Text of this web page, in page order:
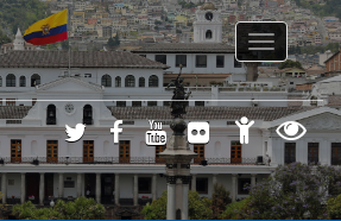
Toggle
navigation